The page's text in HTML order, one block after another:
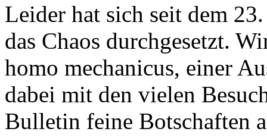
Leider hat sich seit dem
das Chaos durchgesetzt.
homo mechanicus, einer
dabei mit den vielen
Bulletin feine Botschaften